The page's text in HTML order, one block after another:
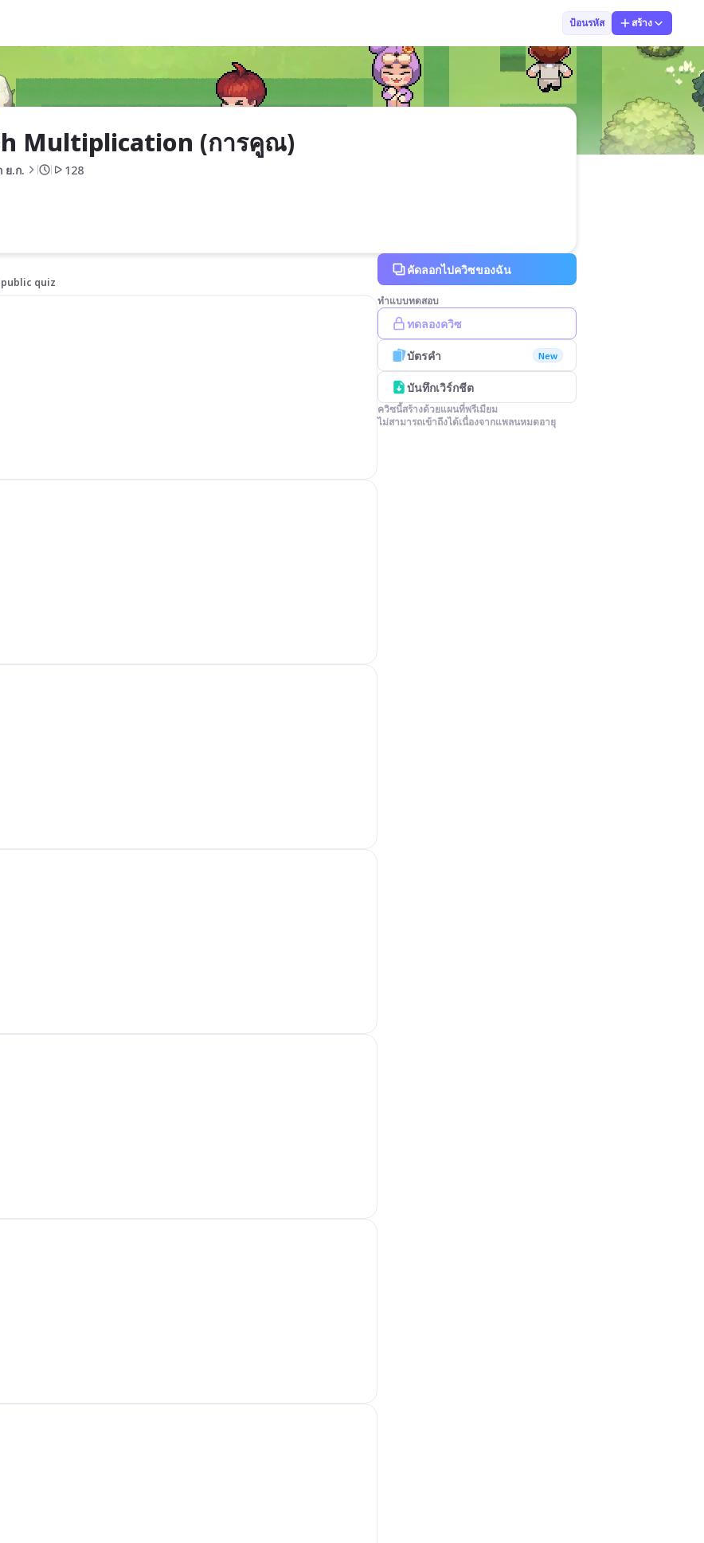
ป้อนรหัส สร้าง
Multiplication (การคูณ)
ย.ก. 128
public quiz
คัดลอกไปควิซของฉัน
ทำแบบทดสอบ
ทดลองควิซ
บัตรคำ New
บันทึกเวิร์กชีต
ควิซนี้สร้างด้วยแผนที่พรีเมียม
ไม่สามารถเข้าถึงได้เนื่องจากแพลนหมดอายุ